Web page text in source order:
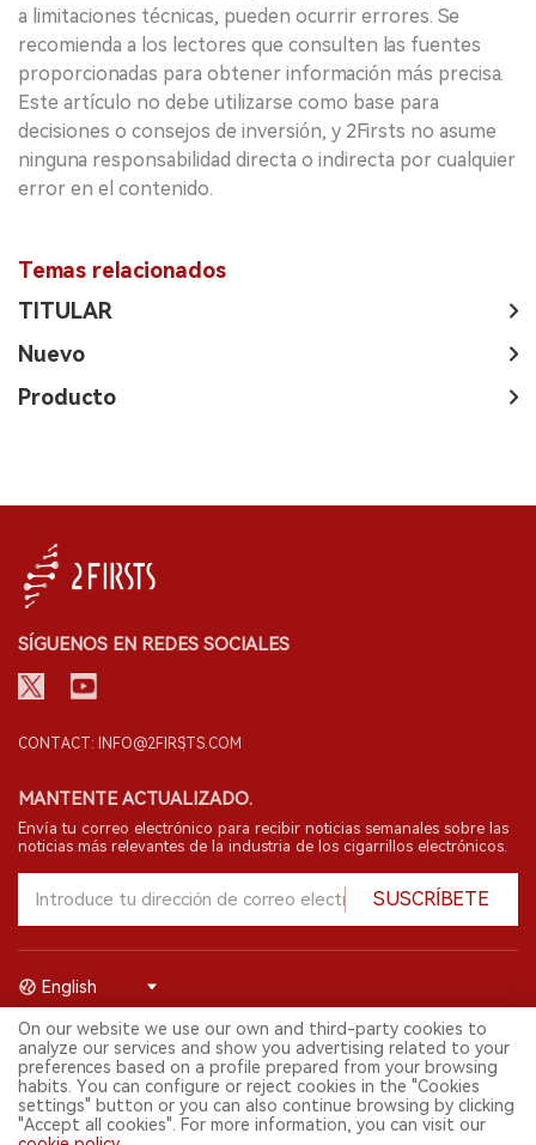
a limitaciones técnicas, pueden ocurrir errores. Se
recomienda a los lectores que consulten las fuentes
proporcionadas para obtener información más precisa.
Este artículo no debe utilizarse como base para
decisiones o consejos de inversión, y 2Firsts no asume
ninguna responsabilidad directa o indirecta por cualquier
error en el contenido.
Temas relacionados
TITULAR
Nuevo
Producto
SÍGUENOS EN REDES SOCIALES
CONTACT: INFO@2FIRSTS.COM
MANTENTE ACTUALIZADO.
Envía tu correo electrónico para recibir noticias semanales sobre las
noticias más relevantes de la industria de los cigarrillos electrónicos.
SUSCRÍBETE
© 2026 Shenzhen 2FIRSTS Technology Co.,Ltd. Todos los derechos
reservados.
2FIRSTS solo es accesible para profesionales de la industria,
investigadores, medios y otros profesionales. El acceso por menores
está prohibido.
Este sitio web presta servicios a usuarios fuera del territorio chino
English
On our website we use our own and third-party cookies to
analyze our services and show you advertising related to your
preferences based on a profile prepared from your browsing
habits. You can configure or reject cookies in the "Cookies
settings" button or you can also continue browsing by clicking
"Accept all cookies". For more information, you can visit our